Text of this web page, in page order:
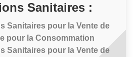
Sanitaires :
Sanitaires pour la Vente de
pour la Consommation
Sanitaires pour la Vente de